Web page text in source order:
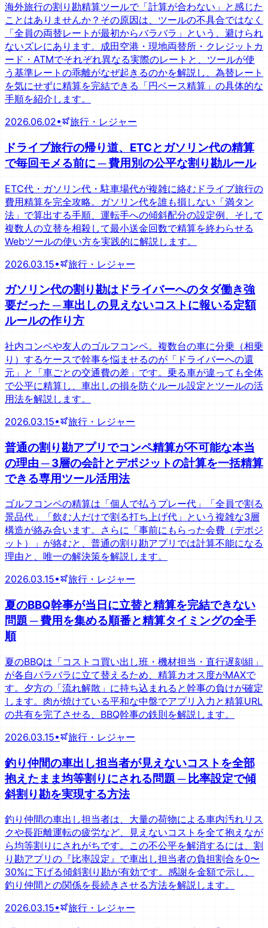
海外旅行の割り勘精算ツールで「計算が合わない」と感じた
ことはありませんか？その原因は、ツールの不具合ではなく
「全員の両替レートが最初からバラバラ」という、避けられ
ないズレにあります。成田空港・現地両替所・クレジットカ
ード・ATMでそれぞれ異なる実際のレートと、ツールが使
う基準レートの乖離がなぜ起きるのかを解説し、為替レート
を気にせずに精算を完結できる「円ベース精算」の具体的な
手順を紹介します。
2026.06.02• 旅行・レジャー
ドライブ旅行の帰り道、ETCとガソリン代の精算
で毎回モメる前に ─ 費用別の公平な割り勘ルール
ETC代・ガソリン代・駐車場代が複雑に絡むドライブ旅行の
費用精算を完全攻略。ガソリン代を誰も損しない「満タン
法」で算出する手順、運転手への傾斜配分の設定例、そして
複数人の立替を相殺して最小送金回数で精算を終わらせる
Webツールの使い方を実践的に解説します。
2026.03.15• 旅行・レジャー
ガソリン代の割り勘はドライバーへのタダ働き強
要だった ─ 車出しの見えないコストに報いる定額
ルールの作り方
社内コンペや友人のゴルフコンペ。複数台の車に分乗（相乗
り）するケースで幹事を悩ませるのが「ドライバーへの還
元」と「車ごとの交通費の差」です。乗る車が違っても全体
で公平に精算し、車出しの損を防ぐルール設定とツールの活
用法を解説します。
2026.03.15• 旅行・レジャー
普通の割り勘アプリでコンペ精算が不可能な本当
の理由 ─ 3層の会計とデポジットの計算を一括精算
できる専用ツール活用法
ゴルフコンペの精算は「個人で払うプレー代」「全員で割る
景品代」「飲む人だけで割る打ち上げ代」という複雑な3層
構造が絡み合います。さらに「事前にもらった会費（デポジ
ット）」が絡むと、普通の割り勘アプリでは計算不能になる
理由と、唯一の解決策を解説します。
2026.03.15• 旅行・レジャー
夏のBBQ幹事が当日に立替と精算を完結できない
問題 ─ 費用を集める順番と精算タイミングの全手
順
夏のBBQは「コストコ買い出し班・機材担当・直行遅刻組」
が各自バラバラに立て替えるため、精算カオス度がMAXで
す。夕方の「流れ解散」に持ち込まれると幹事の負けが確定
します。肉が焼けている平和な中盤でアプリ入力と精算URL
の共有を完了させる、BBQ幹事の鉄則を解説します。
2026.03.15• 旅行・レジャー
釣り仲間の車出し担当者が見えないコストを全部
抱えたまま均等割りにされる問題 ─ 比率設定で傾
斜割り勘を実現する方法
釣り仲間の車出し担当者は、大量の荷物による車内汚れリス
クや長距離運転の疲労など、見えないコストを全て抱えなが
ら均等割りにされがちです。この不公平を解消するには、割
り勘アプリの『比率設定』で車出し担当者の負担割合を0〜
30%に下げる傾斜割り勘が有効です。感謝を金額で示し、
釣り仲間との関係を長続きさせる方法を解説します。
2026.03.15• 旅行・レジャー